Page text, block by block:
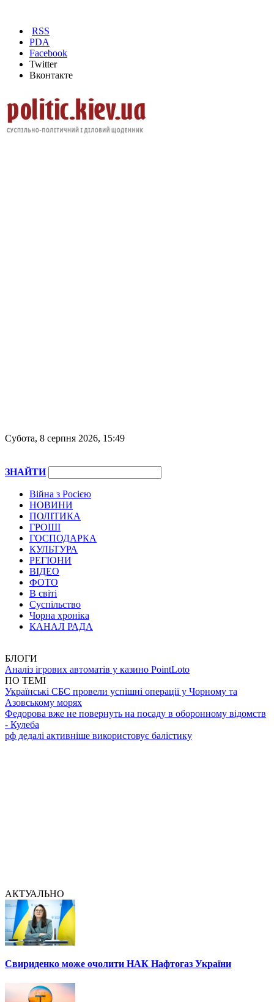
RSS
PDA
Facebook
Twitter
Вконтакте
Субота, 8 серпня 2026, 15:49
ЗНАЙТИ
Війна з Росією
НОВИНИ
ПОЛІТИКА
ГРОШІ
ГОСПОДАРКА
КУЛЬТУРА
РЕГІОНИ
ВІДЕО
ФОТО
В світі
Суспільство
Чорна хроніка
КАНАЛ РАДА
БЛОГИ
Аналіз ігрових автоматів у казино PointLoto
ПО ТЕМІ
Українські СБС провели успішні операції у Чорному та
Азовському морях
Федорова вже не повернуть на посаду в оборонному відомств
- Кулеба
рф дедалі активніше використовує балістику
АКТУАЛЬНО
Свириденко може очолити НАК Нафтогаз України